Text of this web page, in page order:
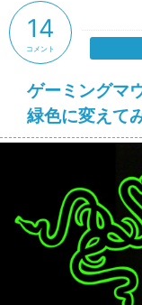
ゲーミングマ
緑色に変えて
14
コメント